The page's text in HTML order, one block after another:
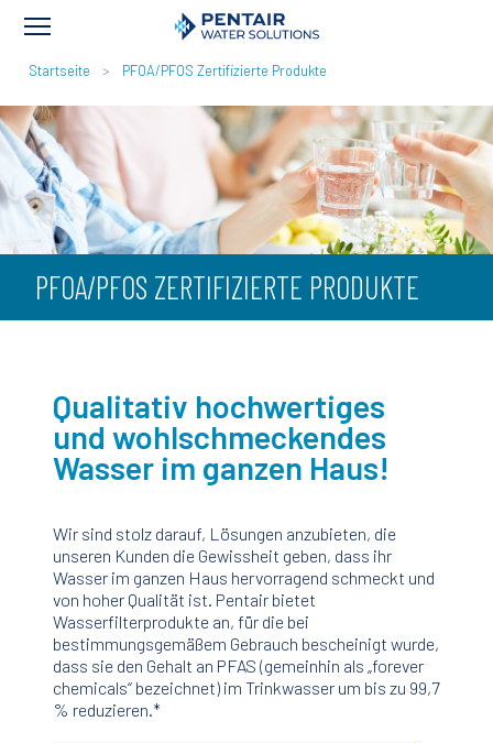
PFADNAVIGATION
Startseite PFOA/PFOS Zertifizierte Produkte
PFOA/PFOS ZERTIFIZIERTE PRODUKTE
Qualitativ hochwertiges
und wohlschmeckendes
Wasser im ganzen Haus!
Wir sind stolz darauf, Lösungen anzubieten, die
unseren Kunden die Gewissheit geben, dass ihr
Wasser im ganzen Haus hervorragend schmeckt und
von hoher Qualität ist. Pentair bietet
Wasserfilterprodukte an, für die bei
bestimmungsgemäßem Gebrauch bescheinigt wurde,
dass sie den Gehalt an PFAS (gemeinhin als „forever
chemicals“ bezeichnet) im Trinkwasser um bis zu 99,7
% reduzieren.*